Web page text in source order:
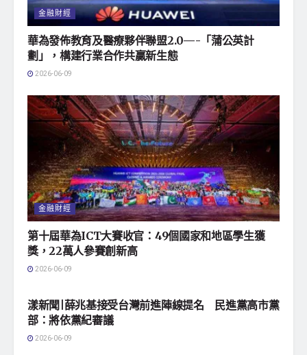
金融財經
華為發佈教育及醫療夥伴聯盟2.0—-「蒲公英計
劃」，構建行業合作共贏新生態
2026-06-09
金融財經
第十屆華為ICT大賽收官：49個國家和地區學生獲
獎，22萬人參賽創新高
2026-06-09
漾新聞|薛兆基接受台灣前進陣線提名 民進黨高市黨
部：將依黨紀審議
2026-06-09